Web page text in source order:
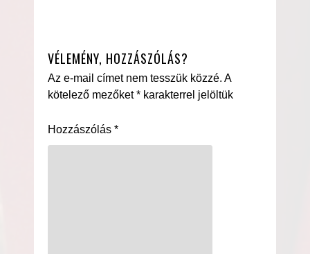
VÉLEMÉNY, HOZZÁSZÓLÁS?
Az e-mail címet nem tesszük közzé. A
kötelező mezőket* karakterrel jelöltük
Hozzászólás *